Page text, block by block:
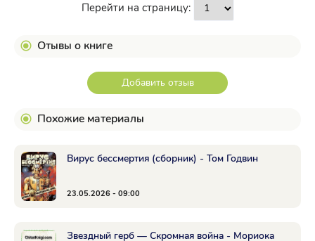
Перейти на страницу:
Отывы о книге
Добавить отзыв
Похожие материалы
Вирус бессмертия (сборник) - Том Годвин
23.05.2026 - 09:00
Звездный герб — Скромная война - Мориока